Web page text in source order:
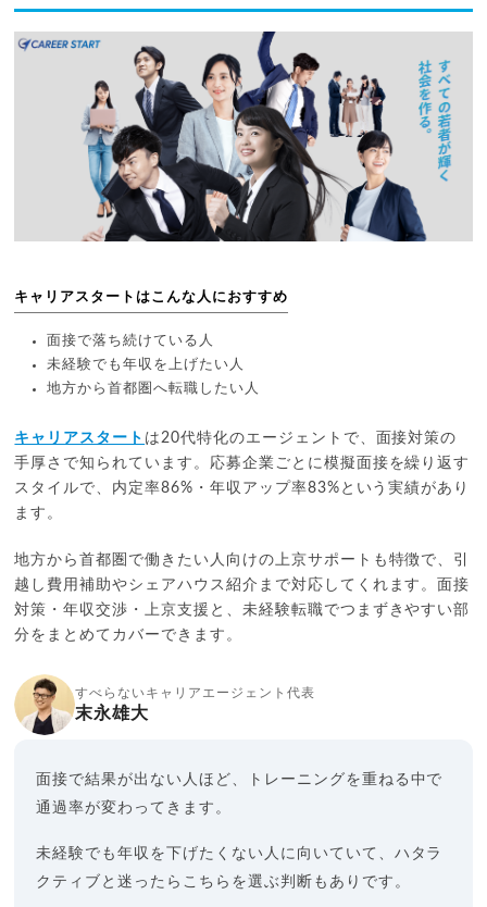
キャリアスタートはこんな人におすすめ
面接で落ち続けている人
未経験でも年収を上げたい人
地方から首都圏へ転職したい人
キャリアスタート は20代特化のエージェントで、面接対策の
手厚さで知られています。応募企業ごとに模擬面接を繰り返す
スタイルで、内定率86%・年収アップ率83%という実績があり
ます。
地方から首都圏で働きたい人向けの上京サポートも特徴で、引
越し費用補助やシェアハウス紹介まで対応してくれます。面接
対策・年収交渉・上京支援と、未経験転職でつまずきやすい部
分をまとめてカバーできます。
すべらないキャリアエージェント代表
末永雄大
面接で結果が出ない人ほど、トレーニングを重ねる中で
通過率が変わってきます。
未経験でも年収を下げたくない人に向いていて、ハタラ
クティブと迷ったらこちらを選ぶ判断もありです。